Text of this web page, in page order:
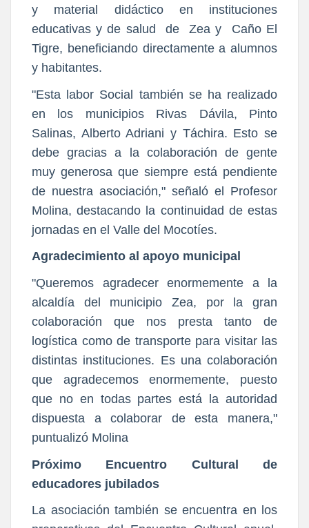
y material didáctico en instituciones
educativas y de salud de Zea y Caño El
Tigre, beneficiando directamente a alumnos
y habitantes.
"Esta labor Social también se ha realizado
en los municipios Rivas Dávila, Pinto
Salinas, Alberto Adriani y Táchira. Esto se
debe gracias a la colaboración de gente
muy generosa que siempre está pendiente
de nuestra asociación," señaló el Profesor
Molina, destacando la continuidad de estas
jornadas en el Valle del Mocotíes.
Agradecimiento al apoyo municipal
"Queremos agradecer enormemente a la
alcaldía del municipio Zea, por la gran
colaboración que nos presta tanto de
logística como de transporte para visitar las
distintas instituciones. Es una colaboración
que agradecemos enormemente, puesto
que no en todas partes está la autoridad
dispuesta a colaborar de esta manera,"
puntualizó Molina
Próximo Encuentro Cultural de
educadores jubilados
La asociación también se encuentra en los